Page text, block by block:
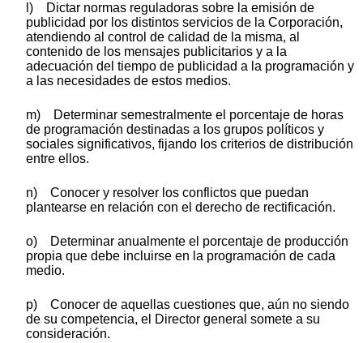
l) Dictar normas reguladoras sobre la emisión de
publicidad por los distintos servicios de la Corporación,
atendiendo al control de calidad de la misma, al
contenido de los mensajes publicitarios y a la
adecuación del tiempo de publicidad a la programación y
a las necesidades de estos medios.
m) Determinar semestralmente el porcentaje de horas
de programación destinadas a los grupos políticos y
sociales significativos, fijando los criterios de distribución
entre ellos.
n) Conocer y resolver los conflictos que puedan
plantearse en relación con el derecho de rectificación.
o) Determinar anualmente el porcentaje de producción
propia que debe incluirse en la programación de cada
medio.
p) Conocer de aquellas cuestiones que, aún no siendo
de su competencia, el Director general somete a su
consideración.